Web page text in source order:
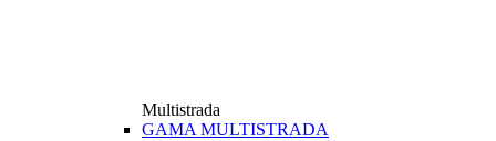
Multistrada
GAMA MULTISTRADA